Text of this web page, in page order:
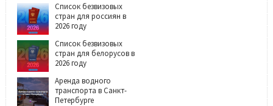
Список безвизовых
стран для россиян в
2026 году
Список безвизовых
стран для белорусов в
2026 году
Аренда водного
транспорта в Санкт-
Петербурге